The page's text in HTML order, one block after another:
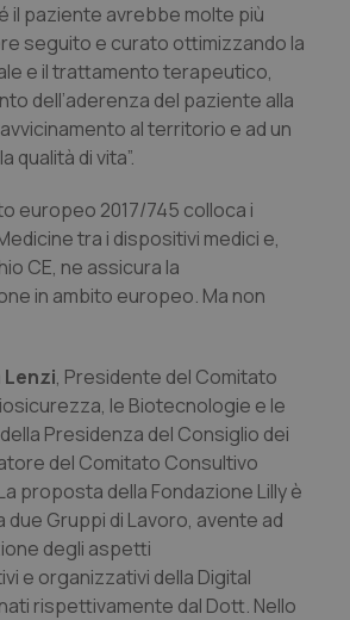
il paziente avrebbe molte più
seguito e curato ottimizzando la
e il trattamento terapeutico,
dell’aderenza del paziente alla
al territorio e ad un
qualità di vita”.
europeo 2017/745 colloca i
tra i dispositivi medici e,
CE, ne assicura la
in ambito europeo. Ma non
Lenzi, Presidente del Comitato
le Biotecnologie e le
Presidenza del Consiglio dei
del Comitato Consultivo
proposta della Fondazione Lilly è
Gruppi di Lavoro, avente ad
degli aspetti
e organizzativi della Digital
rispettivamente dal Dott. Nello